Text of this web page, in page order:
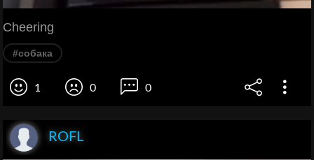
Cheering
#собака
1 0 0
ROFL